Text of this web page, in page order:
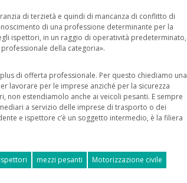
di terzietà e quindi di mancanza di conflitto di
di una professione determinante per la
ispettori, in un raggio di operatività predeterminato,
della categoria».
di offerta professionale. Per questo chiediamo una
lavorare per le imprese anziché per la sicurezza
non estendiamolo anche ai veicoli pesanti. E sempre
a servizio delle imprese di trasporto o dei
e ispettore c’è un soggetto intermedio, è la filiera
mezzi pesanti
Motorizzazione civile